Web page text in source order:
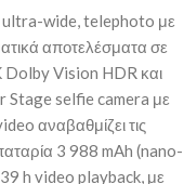
ultra-wide, telephoto με
αποτελέσματα σε
Dolby Vision HDR και
Stage selfie camera με
αναβαθμίζει τις
3 988 mAh (nano-
h video playback, με